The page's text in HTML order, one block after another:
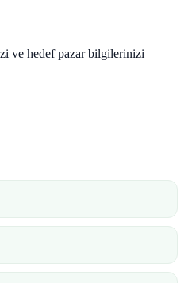
ve hedef pazar bilgilerinizi